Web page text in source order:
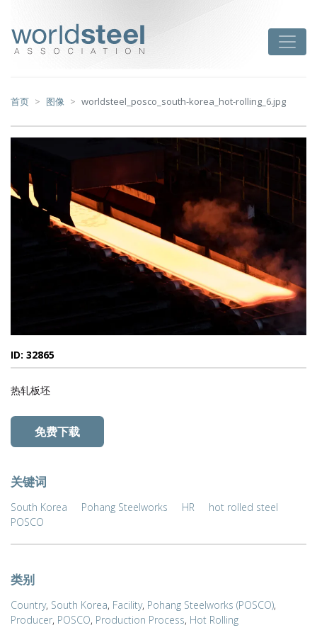
首页 图像 worldsteel_posco_south-korea_hot-rolling_6.jpg
ID: 32865
热轧板坯
免费下载
关键词
South Korea Pohang Steelworks HR
hot rolled steel
POSCO
类别
Country, South Korea, Facility, Pohang Steelworks (POSCO),
Producer, POSCO, Production Process, Hot Rolling